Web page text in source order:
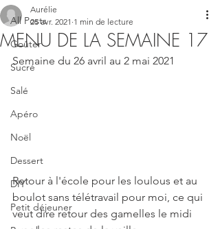
All Posts
Goûter
Sucré
Salé
Apéro
Noël
Dessert
DIY
Petit déjeuner
MENU DE LA SEMAINE 17
Aurélie
25 avr. 2021 1 min de lecture
Semaine du 26 avril au 2 mai 2021
Retour à l'école pour les loulous et au
boulot sans télétravail pour moi, ce qui
veut dire retour des gamelles le midi